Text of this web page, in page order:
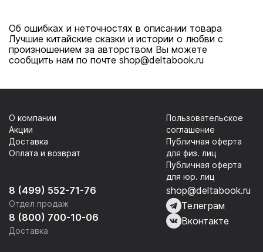
Об ошибках и неточностях в описании товара
Лучшие китайские сказки и истории о любви с
произношением за авторством Вы можете
сообщить нам по почте shop@deltabook.ru
8 (499) 552-71-76
Отдел продаж
8 (800) 700-10-06
Доставка
О компании
Акции
Доставка
Оплата и возврат
Пользовательское
соглашение
Публичная оферта
для физ. лиц
Публичная оферта
для юр. лиц
shop@deltabook.ru
Телеграм
Вконтакте